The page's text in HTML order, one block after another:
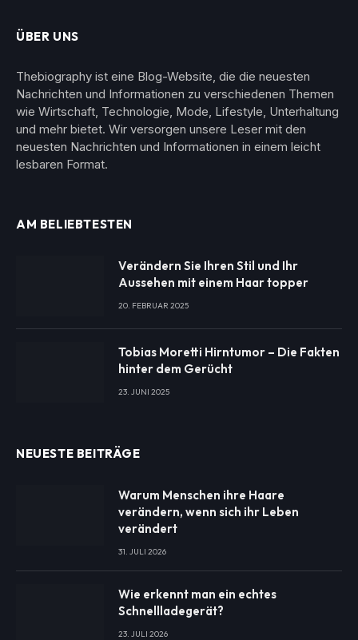
ÜBER UNS
Thebiography ist eine Blog-Website, die die neuesten
Nachrichten und Informationen zu verschiedenen Themen
wie Wirtschaft, Technologie, Mode, Lifestyle, Unterhaltung
und mehr bietet. Wir versorgen unsere Leser mit den
neuesten Nachrichten und Informationen in einem leicht
lesbaren Format.
AM BELIEBTESTEN
Verändern Sie Ihren Stil und Ihr
Aussehen mit einem Haar topper
20. FEBRUAR 2025
Tobias Moretti Hirntumor – Die Fakten
hinter dem Gerücht
23. JUNI 2025
NEUESTE BEITRÄGE
Warum Menschen ihre Haare
verändern, wenn sich ihr Leben
verändert
31. JULI 2026
Wie erkennt man ein echtes
Schnellladegerät?
23. JULI 2026